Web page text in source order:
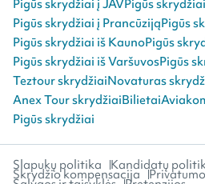
Pigūs skrydžiai į JAVPigūs
Pigūs skrydžiai į PrancūzijąPigūs
Pigūs skrydžiai iš KaunoPigūs
Pigūs skrydžiai iš VaršuvosPigūs
Teztour skrydžiaiNovaturas
Anex Tour skrydžiaiBilietai
Pigūs skrydžiai
Slapukų politika Kandidatų
Skrydžio kompensacija